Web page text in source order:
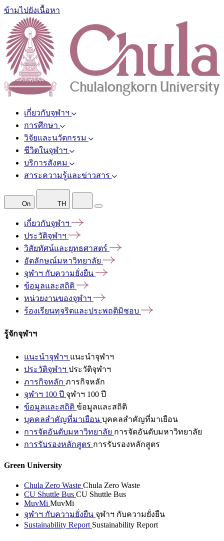
ข้ามไปยังเนื้อหา
เกี่ยวกับจุฬาฯ
การศึกษา
วิจัยและนวัตกรรม
ชีวิตในจุฬาฯ
บริการสังคม
สาระความรู้และข่าวสาร
On TH
เกี่ยวกับจุฬาฯ
ประวัติจุฬาฯ
วิสัยทัศน์และยุทธศาสตร์
อัตลักษณ์มหาวิทยาลัย
จุฬาฯ กับความยั่งยืน
ข้อมูลและสถิติ
หน่วยงานของจุฬาฯ
ร้องเรียนทุจริตและประพฤติมิชอบ
รู้จักจุฬาฯ
แนะนำจุฬาฯ แนะนำจุฬาฯ
ประวัติจุฬาฯ ประวัติจุฬาฯ
ภารกิจหลัก ภารกิจหลัก
จุฬาฯ 100 ปี จุฬาฯ 100 ปี
ข้อมูลและสถิติ ข้อมูลและสถิติ
บุคคลสำคัญที่มาเยือน บุคคลสำคัญที่มาเยือน
การจัดอันดับมหาวิทยาลัย การจัดอันดับมหาวิทยาลัย
การรับรองหลักสูตร การรับรองหลักสูตร
Green University
Chula Zero Waste Chula Zero Waste
CU Shuttle Bus CU Shuttle Bus
MuvMi MuvMi
จุฬาฯ กับความยั่งยืน จุฬาฯ กับความยั่งยืน
Sustainability Report Sustainability Report